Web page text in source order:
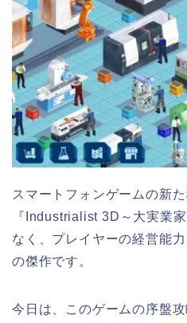
スマートフォンゲームの新
『Industrialist 3D～大実業
なく、プレイヤーの経営能
の傑作です。
今日は、このゲームの序盤